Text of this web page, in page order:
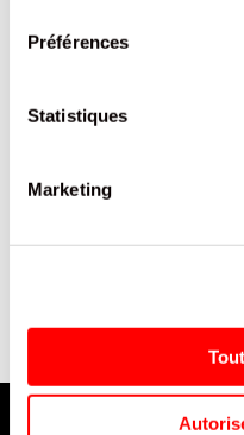
Préférences
Statistiques
Marketing
SAC POUBELLE 130 L NOIR 5
80X110 CM